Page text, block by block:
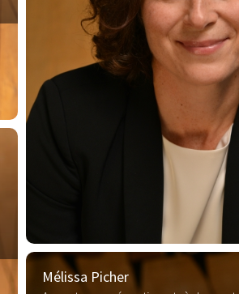
Mélissa Picher